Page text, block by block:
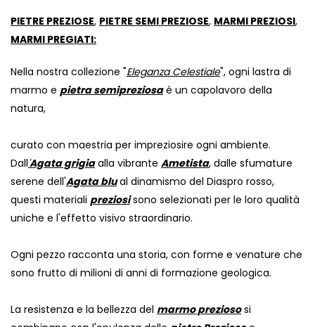
PIETRE PREZIOSE, PIETRE SEMI PREZIOSE, MARMI PREZIOSI,
MARMI PREGIATI:
Nella nostra collezione "Eleganza Celestiale", ogni lastra di
marmo e pietra semipreziosaè un capolavoro della
natura,
curato con maestria per impreziosire ogni ambiente.
DallAgata grigiaalla vibrante Ametista, dalle sfumature
serene dell'Agata blual dinamismo del Diaspro rosso,
questi materiali preziosisono selezionati per le loro qualità
uniche e l'effetto visivo straordinario.
Ogni pezzo racconta una storia, con forme e venature che
sono frutto di milioni di anni di formazione geologica.
La resistenza e la bellezza del marmo preziososi